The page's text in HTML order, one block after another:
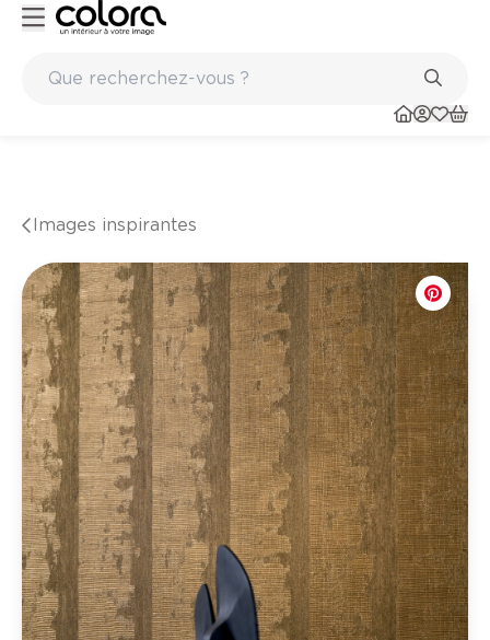
Images inspirantes